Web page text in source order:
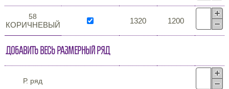
58
КОРИЧНЕВЫЙ 1320 1200
Добавить весь размерный ряд
Р. ряд